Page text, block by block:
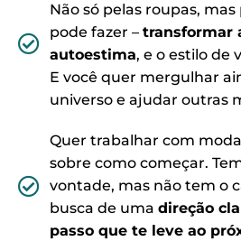
Não só pelas roupas,
pode fazer – transformar
autoestima, e o estilo de
E você quer mergulhar
universo e ajudar outras
Quer trabalhar com
sobre como começar.
vontade, mas não tem o
busca de uma direção
passo que te leve ao